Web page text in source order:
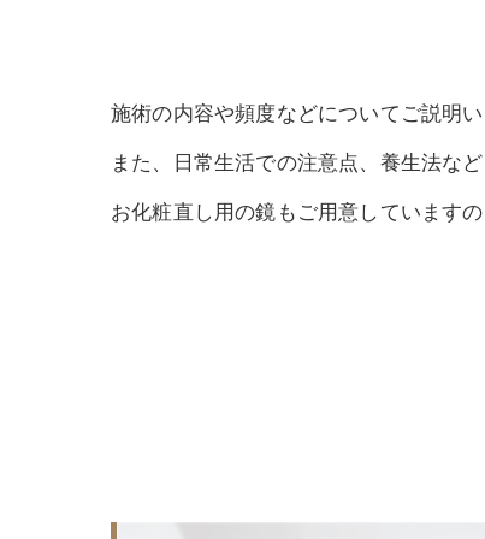
施術の内容や頻度などについてご説明い
また、日常生活での注意点、養生法な
お化粧直し用の鏡もご用意しています